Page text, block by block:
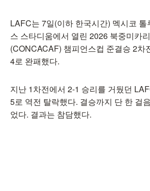
LAFC는 7일(이하 한국시간) 멕시코 톨
스 스타디움에서 열린 2026 북중미카
(CONCACAF) 챔피언스컵 준결승 2차
4로 완패했다.
지난 1차전에서 2-1 승리를 거뒀던
5로 역전 탈락했다. 결승까지 단 한 걸
었다. 결과는 참담했다.